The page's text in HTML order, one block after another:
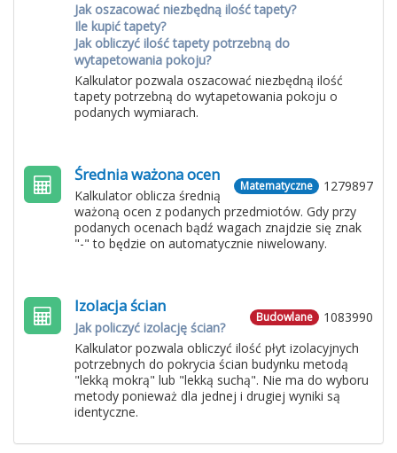
Jak oszacować niezbędną ilość tapety?
Ile kupić tapety?
Jak obliczyć ilość tapety potrzebną do
wytapetowania pokoju?
Kalkulator pozwala oszacować niezbędną ilość
tapety potrzebną do wytapetowania pokoju o
podanych wymiarach.
1279897
Matematyczne
Średnia ważona ocen
Kalkulator oblicza średnią
ważoną ocen z podanych przedmiotów. Gdy przy
podanych ocenach bądź wagach znajdzie się znak
"-" to będzie on automatycznie niwelowany.
1083990
Budowlane
Izolacja ścian
Jak policzyć izolację ścian?
Kalkulator pozwala obliczyć ilość płyt izolacyjnych
potrzebnych do pokrycia ścian budynku metodą
"lekką mokrą" lub "lekką suchą". Nie ma do wyboru
metody ponieważ dla jednej i drugiej wyniki są
identyczne.